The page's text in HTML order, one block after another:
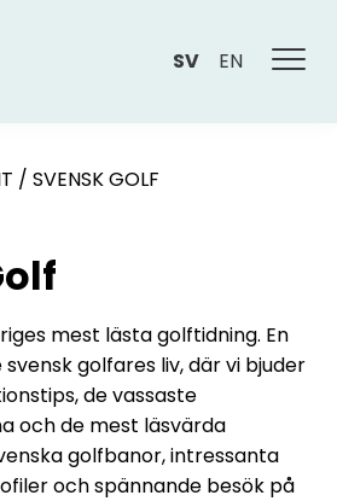
SV EN
/ SVENSK GOLF
mest lästa golftidning. En
golfares liv, där vi bjuder
de vassaste
och de mest läsvärda
golfbanor, intressanta
och spännande besök på